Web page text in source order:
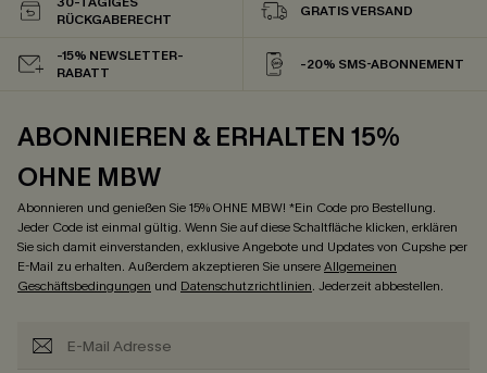
RÜCKGABERECHT
GRATIS VERSAND
-15% NEWSLETTER-
RABATT
-20% SMS-ABONNEMENT
ABONNIEREN & ERHALTEN 15%
OHNE MBW
Abonnieren und genießen Sie 15% OHNE MBW! *Ein Code pro Bestellung.
Jeder Code ist einmal gültig. Wenn Sie auf diese Schaltfläche klicken, erklären
Sie sich damit einverstanden, exklusive Angebote und Updates von Cupshe per
E-Mail zu erhalten. Außerdem akzeptieren Sie unsereAllgemeinen
Geschäftsbedingungen und Datenschutzrichtlinien. Jederzeit abbestellen.